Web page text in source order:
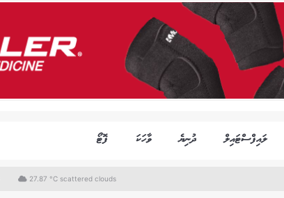
ލައިފްސްޓައިލް ދުނިޔެ ވާހަކަ ފޮޓޯ
27.87 °C scattered clouds